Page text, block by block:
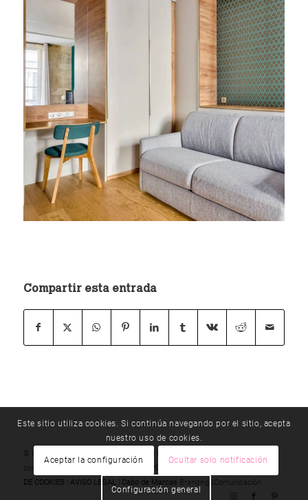
Compartir esta entrada
© Copyright - método |
cocinasmetodo@cocinasmetodo.es
POLÍTICA DE PRIVACIDAD
DE COOKIES
AVISO LEGAL| Cabo de Marcas Branding&Comunicación
Este sitio utiliza cookies. Si continúa navegando por el sitio, acepta
nuestro uso de cookies.
Aceptar la configuración Ocultar solo notificación
Configuración general